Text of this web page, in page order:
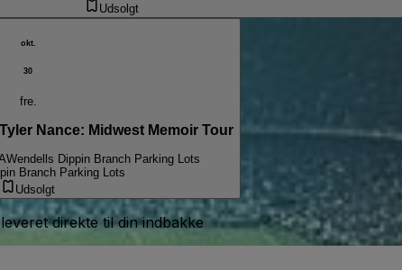
Udsolgt
okt.
30
fre.
Nance: Midwest Memoir Tour
Wendells Dippin Branch Parking Lots
Branch Parking Lots
Udsolgt
direkte til din indbakke